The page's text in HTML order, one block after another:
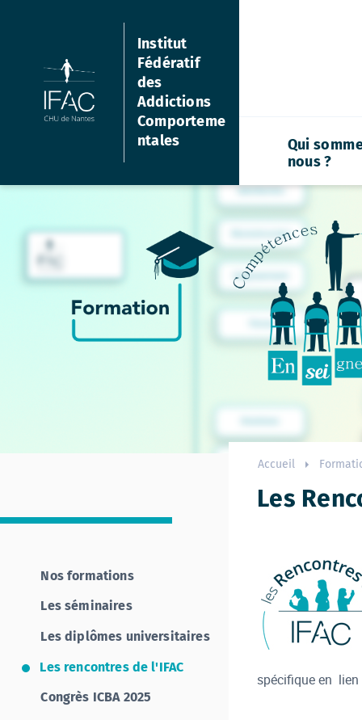
Institut
Fédératif
des
Addictions
Comporteme
ntales
Qui
nous ?
Accueil
Les
spécifique en
Nos formations
Les séminaires
Les diplômes universitaires
Les rencontres de l'IFAC
Congrès ICBA 2025